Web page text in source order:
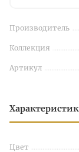
Производитель
Коллекция
Артикул
Цвет